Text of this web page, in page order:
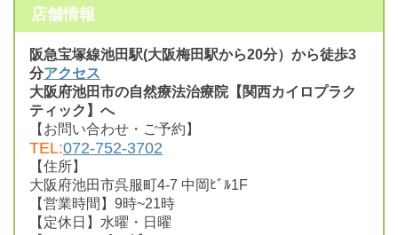
店舗情報
阪急宝塚線池田駅(大阪梅田駅から20分）から徒歩3
分アクセス
大阪府池田市の自然療法治療院【関西カイロプラク
ティック】へ
【お問い合わせ・ご予約】
TEL:072-752-3702
【住所】
大阪府池田市呉服町4-7 中岡ﾋﾞﾙ1F
【営業時間】9時~21時
【定休日】水曜・日曜